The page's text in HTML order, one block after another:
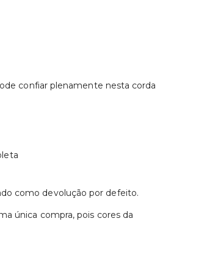
confiar plenamente nesta corda
como devolução por defeito.
única compra, pois cores da